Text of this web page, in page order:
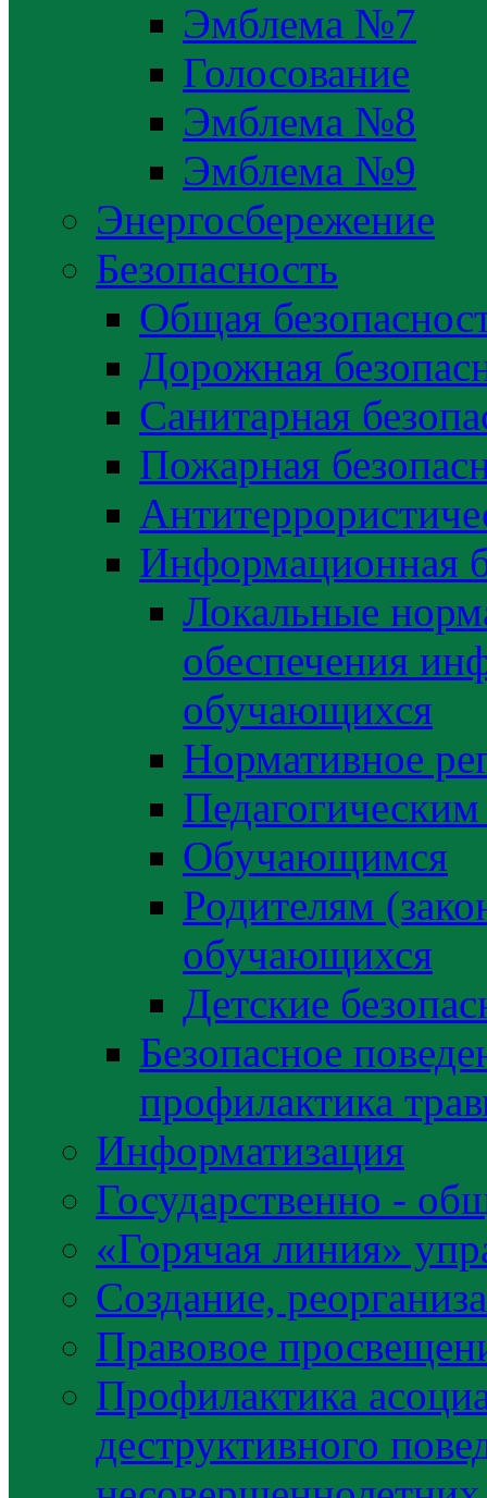
Эмблема №7
Голосование
Эмблема №8
Эмблема №9
Энергосбережение
Безопасность
Общая
Дорожная
Санитарная
Пожарная
Информационная
Локальные
обеспечения
обучающихся
Нормативное
Обучающимся
Родителям
обучающихся
Детские
Безопасное
профилактика
Информатизация
Государственно -
«Горячая линия»
Создание,
Правовое
Профилактика
деструктивного